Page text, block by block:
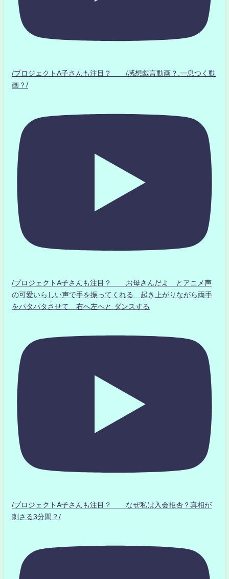
/プロジェクトA子さんも注目？ /感想戯言動画？.一息つく動
画？/
/プロジェクトA子さんも注目？ お母さんだよ とアニメ声
の可愛いらしい声で手を振ってくれる 起き上がりながら両手
をパタパタさせて 右へ左へと ダンスする
/プロジェクトA子さんも注目？ なぜ私は入会拒否？真相が
刺さる3分間？/